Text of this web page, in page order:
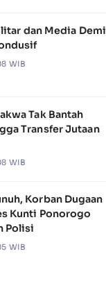
dan Media Demi
WIB
Tak Bantah
Transfer Jutaan
WIB
Korban Dugaan
Kunti Ponorogo
Polisi
WIB